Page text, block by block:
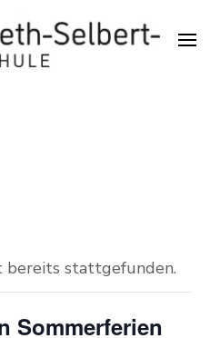
bereits stattgefunden.
Sommerferien